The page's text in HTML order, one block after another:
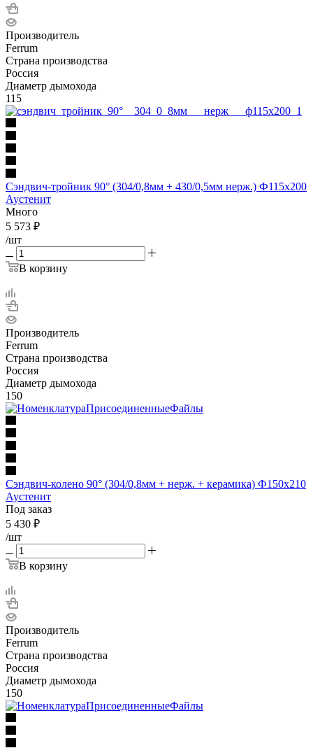
Производитель
Ferrum
Страна производства
Россия
Диаметр дымохода
115
Сэндвич-тройник 90° (304/0,8мм + 430/0,5мм нерж.) Ф115х200
Аустенит
Много
5 573 ₽
/шт
В корзину
Производитель
Ferrum
Страна производства
Россия
Диаметр дымохода
150
Сэндвич-колено 90° (304/0,8мм + нерж. + керамика) Ф150х210
Аустенит
Под заказ
5 430 ₽
/шт
В корзину
Производитель
Ferrum
Страна производства
Россия
Диаметр дымохода
150